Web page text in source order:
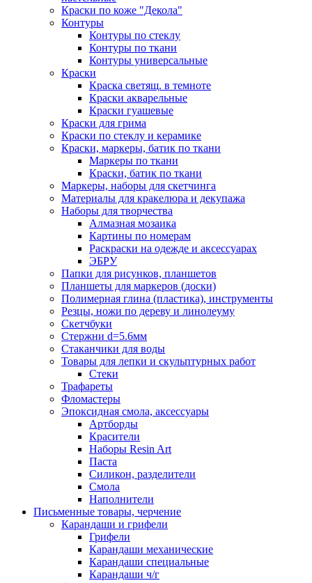
Краски по коже "Декола"
Контуры
Контуры по стеклу
Контуры по ткани
Контуры универсальные
Краски
Краска светящ. в темноте
Краски акварельные
Краски гуашевые
Краски для грима
Краски по стеклу и керамике
Краски, маркеры, батик по ткани
Маркеры по ткани
Краски, батик по ткани
Маркеры, наборы для скетчинга
Материалы для кракелюра и декупажа
Наборы для творчества
Алмазная мозаика
Картины по номерам
Раскраски на одежде и аксессуарах
ЭБРУ
Папки для рисунков, планшетов
Планшеты для маркеров (доски)
Полимерная глина (пластика), инструменты
Резцы, ножи по дереву и линолеуму
Скетчбуки
Стержни d=5.6мм
Стаканчики для воды
Товары для лепки и скульптурных работ
Стеки
Трафареты
Фломастеры
Эпоксидная смола, аксессуары
Артборды
Красители
Наборы Resin Art
Паста
Силикон, разделители
Смола
Наполнители
Письменные товары, черчение
Карандаши и грифели
Грифели
Карандаши механические
Карандаши специальные
Карандаши ч/г